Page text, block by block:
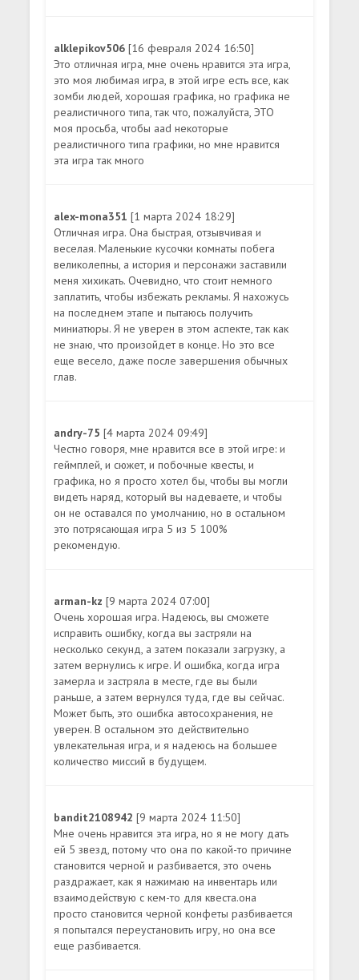
alklepikov506[16 февраля 2024 16:50]
Это отличная игра, мне очень нравится эта игра,
это моя любимая игра, в этой игре есть все, как
зомби людей, хорошая графика, но графика не
реалистичного типа, так что, пожалуйста, ЭТО
моя просьба, чтобы aad некоторые
реалистичного типа графики, но мне нравится
эта игра так много
alex-mona351[1 марта 2024 18:29]
Отличная игра. Она быстрая, отзывчивая и
веселая. Маленькие кусочки комнаты побега
великолепны, а история и персонажи заставили
меня хихикать. Очевидно, что стоит немного
заплатить, чтобы избежать рекламы. Я нахожусь
на последнем этапе и пытаюсь получить
миниатюры. Я не уверен в этом аспекте, так как
не знаю, что произойдет в конце. Но это все
еще весело, даже после завершения обычных
глав.
andry-75[4 марта 2024 09:49]
Честно говоря, мне нравится все в этой игре: и
геймплей, и сюжет, и побочные квесты, и
графика, но я просто хотел бы, чтобы вы могли
видеть наряд, который вы надеваете, и чтобы
он не оставался по умолчанию, но в остальном
это потрясающая игра 5 из 5 100%
рекомендую.
arman-kz[9 марта 2024 07:00]
Очень хорошая игра. Надеюсь, вы сможете
исправить ошибку, когда вы застряли на
несколько секунд, а затем показали загрузку, а
затем вернулись к игре. И ошибка, когда игра
замерла и застряла в месте, где вы были
раньше, а затем вернулся туда, где вы сейчас.
Может быть, это ошибка автосохранения, не
уверен. В остальном это действительно
увлекательная игра, и я надеюсь на большее
количество миссий в будущем.
bandit2108942[9 марта 2024 11:50]
Мне очень нравится эта игра, но я не могу дать
ей 5 звезд, потому что она по какой-то причине
становится черной и разбивается, это очень
раздражает, как я нажимаю на инвентарь или
взаимодействую с кем-то для квеста.она
просто становится черной конфеты разбивается
я попытался переустановить игру, но она все
еще разбивается.